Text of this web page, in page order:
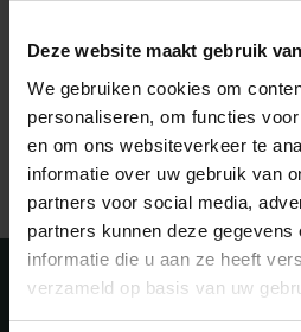
Deze website maakt gebruik
We gebruiken cookies om
personaliseren, om functies
en om ons websiteverkeer te
informatie over uw gebruik van
partners voor social media,
partners kunnen deze
informatie die u aan ze heeft
verzameld op basis van uw
Geen producten gevonden!
Gratis
Meld je aan voor onze nieuwsbrief!